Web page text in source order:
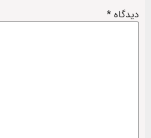
دیدگاه *